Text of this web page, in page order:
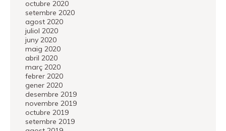
octubre 2020
setembre 2020
agost 2020
juliol 2020
juny 2020
maig 2020
abril 2020
març 2020
febrer 2020
gener 2020
desembre 2019
novembre 2019
octubre 2019
setembre 2019